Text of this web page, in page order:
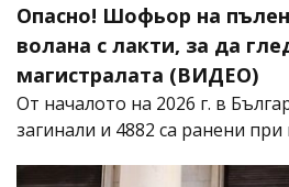
Опасно! Шофьор на пълен
волана с лакти, за да
магистралата (ВИДЕО)
От началото на 2026 г. в
загинали и 4882 са ранени при